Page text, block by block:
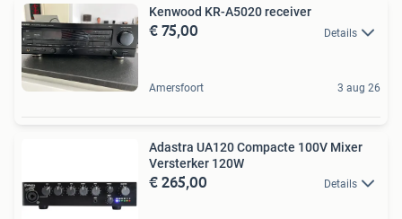
Kenwood KR-A5020 receiver
€ 75,00 Details
Amersfoort 3 aug 26
Adastra UA120 Compacte 100V Mixer
Versterker 120W
€ 265,00 Details